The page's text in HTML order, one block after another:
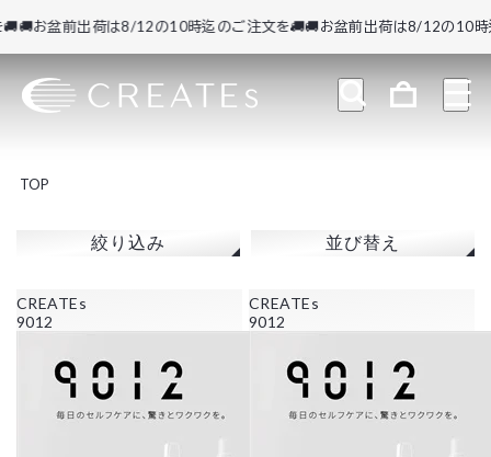
お盆前出荷は8/12の10時迄のご注文を🚚🚚お盆前出荷は8/12の10時迄
TOP
絞り込み 並び替え
CREATEs
9012
CREATEs
9012